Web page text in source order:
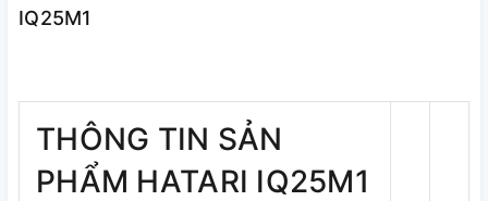
IQ25M1
THÔNG TIN SẢN
PHẨM HATARI IQ25M1